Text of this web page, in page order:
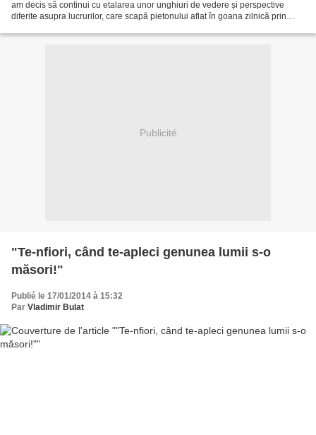
am decis să continui cu etalarea unor unghiuri de vedere și perspective
diferite asupra lucrurilor, care scapă pietonului aflat în goana zilnică prin
Publicité
"Te-nfiori, când te-apleci genunea lumii s-o
măsori!"
Publié le 17/01/2014 à 15:32
Par Vladimir Bulat